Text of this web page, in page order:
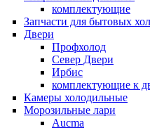
комплектующие
Запчасти для бытовых
Двери
Профхолод
Север Двери
Ирбис
комплектующие к
Камеры холодильные
Морозильные лари
Aucma